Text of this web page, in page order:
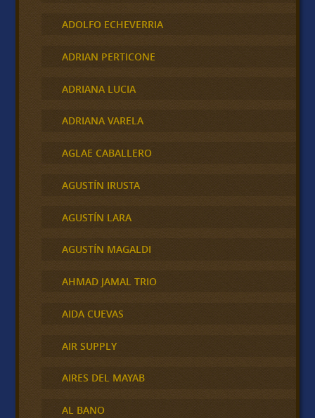
ADOLFO ECHEVERRIA
ADRIAN PERTICONE
ADRIANA LUCIA
ADRIANA VARELA
AGLAE CABALLERO
AGUSTÍN IRUSTA
AGUSTÍN LARA
AGUSTÍN MAGALDI
AHMAD JAMAL TRIO
AIDA CUEVAS
AIR SUPPLY
AIRES DEL MAYAB
AL BANO